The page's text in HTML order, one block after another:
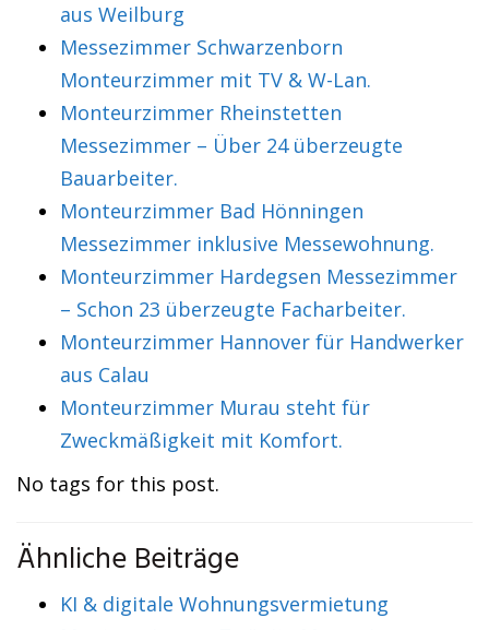
aus Weilburg
Messezimmer Schwarzenborn
Monteurzimmer mit TV & W-Lan.
Monteurzimmer Rheinstetten
Messezimmer – Über 24 überzeugte
Bauarbeiter.
Monteurzimmer Bad Hönningen
Messezimmer inklusive Messewohnung.
Monteurzimmer Hardegsen Messezimmer
– Schon 23 überzeugte Facharbeiter.
Monteurzimmer Hannover für Handwerker
aus Calau
Monteurzimmer Murau steht für
Zweckmäßigkeit mit Komfort.
No tags for this post.
Ähnliche Beiträge
KI & digitale Wohnungsvermietung